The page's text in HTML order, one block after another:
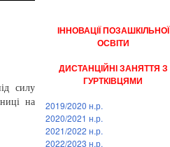
силу
на
ІННОВАЦІЇ ПОЗАШКІЛЬНОЇ
ОСВІТИ
ДИСТАНЦІЙНІ ЗАНЯТТЯ З
ГУРТКІВЦЯМИ
2019/2020 н.р.
2020/2021 н.р.
2021/2022 н.р.
2022/2023 н.р.